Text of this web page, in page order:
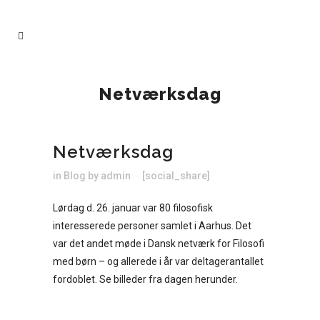
Netværksdag
Netværksdag
in Blog by admin [social_share]
Lørdag d. 26. januar var 80 filosofisk
interesserede personer samlet i Aarhus. Det
var det andet møde i Dansk netværk for Filosofi
med børn – og allerede i år var deltagerantallet
fordoblet. Se billeder fra dagen herunder.